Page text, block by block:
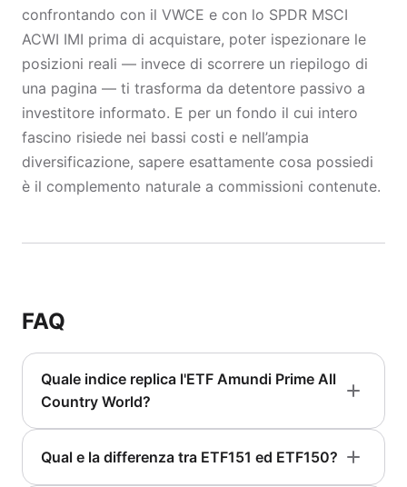
confrontando con il VWCE e con lo SPDR MSCI
ACWI IMI prima di acquistare, poter ispezionare le
posizioni reali — invece di scorrere un riepilogo di
una pagina — ti trasforma da detentore passivo a
investitore informato. E per un fondo il cui intero
fascino risiede nei bassi costi e nell’ampia
diversificazione, sapere esattamente cosa possiedi
è il complemento naturale a commissioni contenute.
FAQ
Quale indice replica l'ETF Amundi Prime All
Country World?
Qual e la differenza tra ETF151 ed ETF150?